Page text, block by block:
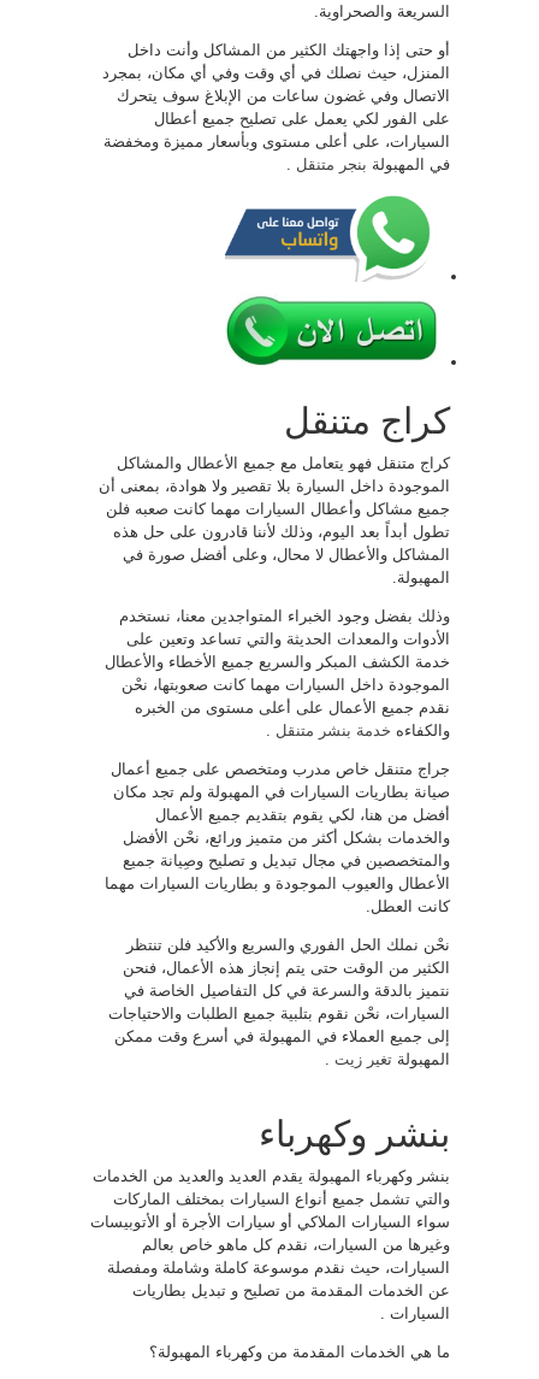
السريعة والصحراوية.
أو حتى إذا واجهتك الكثير من المشاكل وأنت داخل
المنزل، حيث نصلك في أي وقت وفي أي مكان، بمجرد
الاتصال وفي غضون ساعات من الإبلاغ سوف يتحرك
على الفور لكي يعمل على تصليح جميع أعطال
السيارات، على أعلى مستوى وبأسعار مميزة ومخفضة
في المهبولة بنجر متنقل
كراج متنقل
كراج متنقل فهو يتعامل مع جميع الأعطال والمشاكل
الموجودة داخل السيارة بلا تقصير ولا هوادة، بمعنى أن
جميع مشاكل وأعطال السيارات مهما كانت صعبه فلن
تطول أبداً بعد اليوم، وذلك لأننا قادرون على حل هذه
المشاكل والأعطال لا محال، وعلى أفضل صورة في
المهبولة.
وذلك بفضل وجود الخبراء المتواجدين معنا، نستخدم
الأدوات والمعدات الحديثة والتي تساعد وتعين على
خدمة الكشف المبكر والسريع جميع الأخطاء والأعطال
الموجودة داخل السيارات مهما كانت صعوبتها، نحْن
نقدم جميع الأعمال على أعلى مستوى من الخبره
والكفاءه خدمة بنشر متنقل .
جراج متنقل خاص مدرب ومتخصص على جميع أعمال
صيانة بطاريات السيارات في المهبولة ولم تجد مكان
أفضل من هنا، لكي يقوم بتقديم جميع الأعمال
والخدمات بشكل أكثر من متميز ورائع، نحْن الأفضل
والمتخصصين في مجال تبديل و تصليح وصِيانة جميع
الأعطال والعيوب الموجودة و بطاريات السيارات مهما
كانت العطل.
نحْن نملك الحل الفوري والسريع والأكيد فلن تنتظر
الكثير من الوقت حتى يتم إنجاز هذه الأعمال، فنحن
نتميز بالدقة والسرعة في كل التفاصيل الخاصة في
السيارات، نحْن نقوم بتلبية جميع الطلبات والاحتياجات
إلى جميع العملاء في المهبولة في أسرع وقت ممكن
المهبولة تغير زيت .
بنشر وكهرباء
بنشر وكهرباء المهبولة يقدم العديد والعديد من الخدمات
والتي تشمل جميع أنواع السيارات بمختلف الماركات
سواء السيارات الملاكي أو سيارات الأجرة أو الأتوبيسات
وغيرها من السيارات، نقدم كل ماهو خاص بعالم
السيارات، حيث نقدم موسوعة كاملة وشاملة ومفصلة
عن الخدمات المقدمة من تصليح و تبديل بطاريات
السيارات .
ما هي الخدمات المقدمة من وكهرباء المهبولة؟